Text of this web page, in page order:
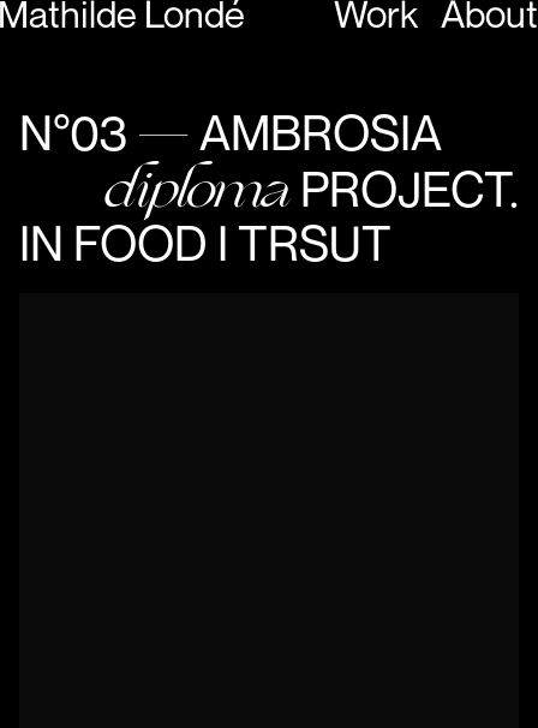
N°03 — AMBROSIA
diploma PROJECT.
IN FOOD I TRSUT
Work About
Londé